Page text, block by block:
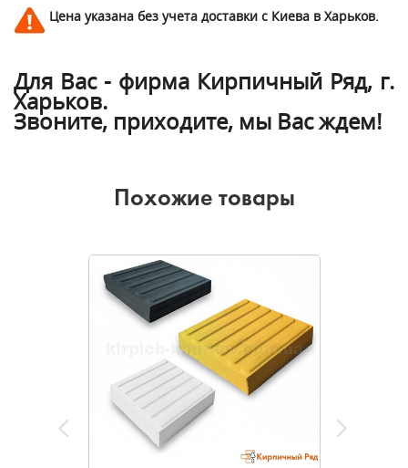
Цена указана без учета доставки с Киева в Харьков.
Для Вас - фирма Кирпичный Ряд, г.
Харьков.
Звоните, приходите, мы Вас ждем!
Похожие товары